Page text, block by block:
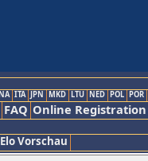
ITA JPN MKD LTU NED POL POR
FAQ Online Registration
Elo Vorschau